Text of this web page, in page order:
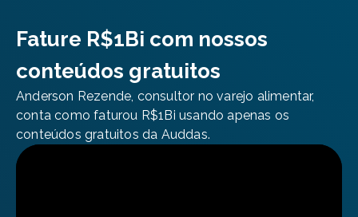
Fature R$1Bi com nossos
conteúdos gratuitos
Anderson Rezende, consultor no varejo alimentar,
conta como faturou R$1Bi usando apenas os
conteúdos gratuitos da Auddas.